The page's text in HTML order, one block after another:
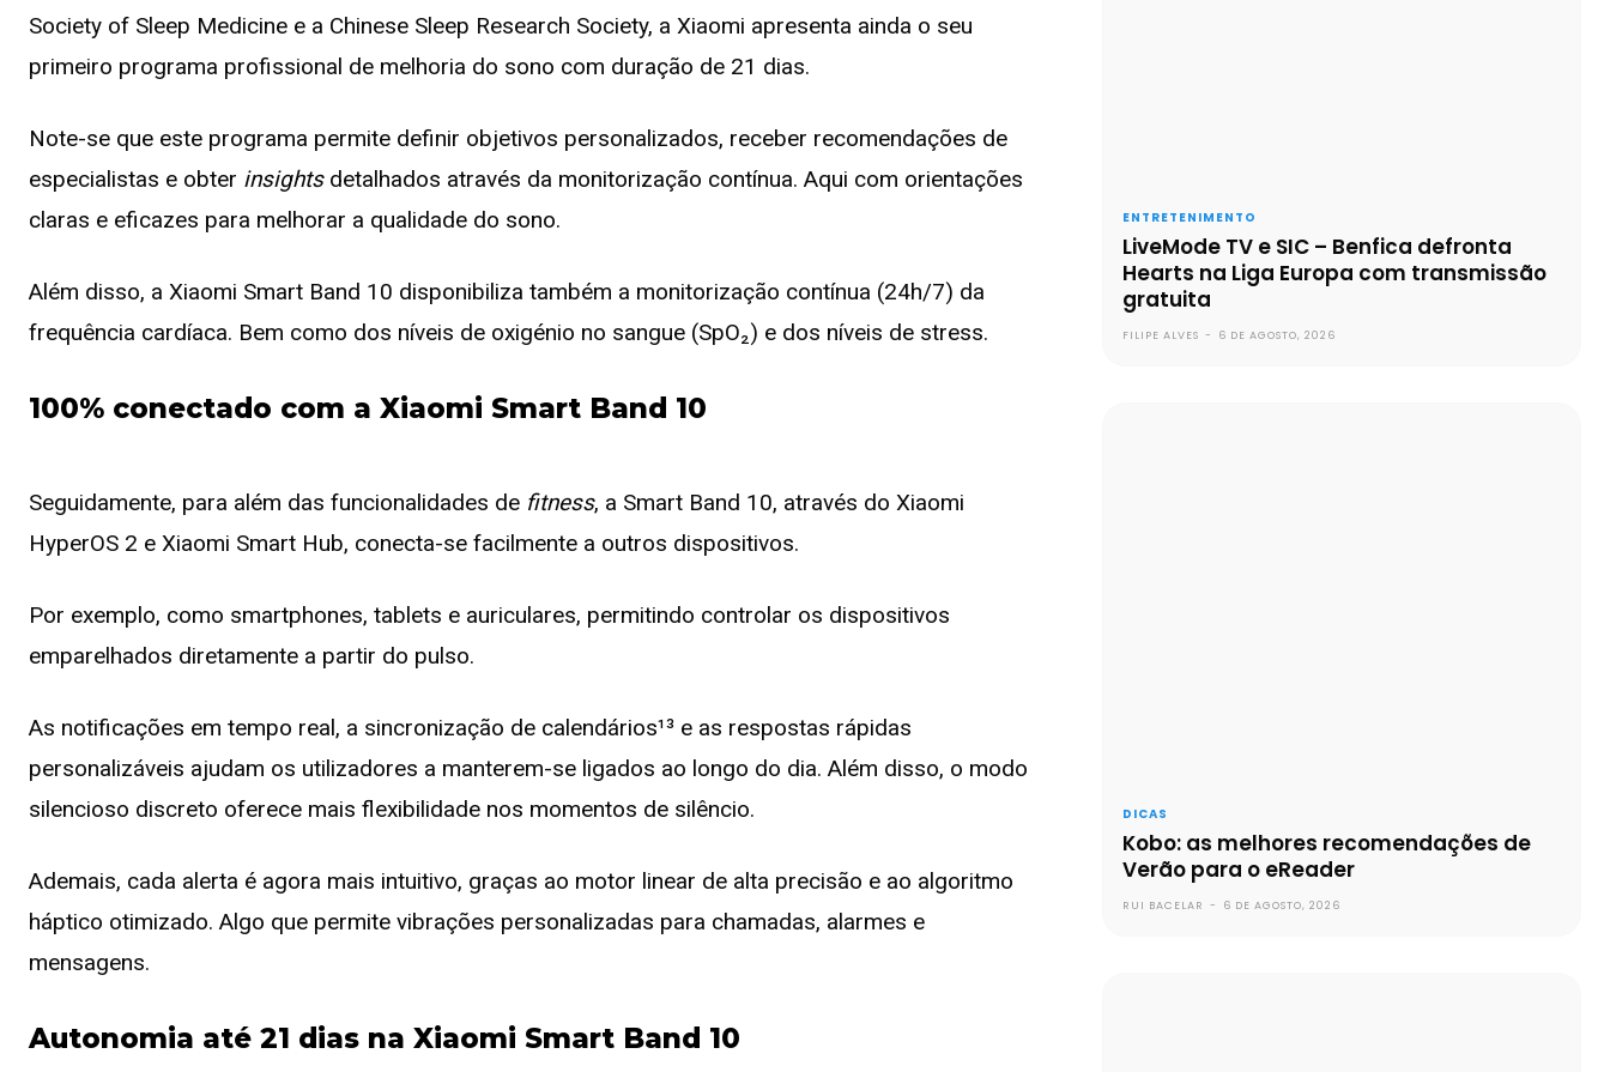
Society of Sleep Medicine e a Chinese Sleep Research Society, a Xiaomi apresenta ainda o seu
primeiro programa profissional de melhoria do sono com duração de 21 dias.
Note-se que este programa permite definir objetivos personalizados, receber recomendações de
especialistas e obter insights detalhados através da monitorização contínua. Aqui com orientações
claras e eficazes para melhorar a qualidade do sono.
Além disso, a Xiaomi Smart Band 10 disponibiliza também a monitorização contínua (24h/7) da
frequência cardíaca. Bem como dos níveis de oxigénio no sangue (SpO₂) e dos níveis de stress.
100% conectado com a Xiaomi Smart Band 10
Seguidamente, para além das funcionalidades de fitness, a Smart Band 10, através do Xiaomi
HyperOS 2 e Xiaomi Smart Hub, conecta-se facilmente a outros dispositivos.
Por exemplo, como smartphones, tablets e auriculares, permitindo controlar os dispositivos
emparelhados diretamente a partir do pulso.
As notificações em tempo real, a sincronização de calendários¹³ e as respostas rápidas
personalizáveis ajudam os utilizadores a manterem-se ligados ao longo do dia. Além disso, o modo
silencioso discreto oferece mais flexibilidade nos momentos de silêncio.
Ademais, cada alerta é agora mais intuitivo, graças ao motor linear de alta precisão e ao algoritmo
háptico otimizado. Algo que permite vibrações personalizadas para chamadas, alarmes e
mensagens.
Autonomia até 21 dias na Xiaomi Smart Band 10
ENTRETENIMENTO
LiveMode TV e SIC – Benfica defronta
Hearts na Liga Europa com transmissão
gratuita
FILIPE ALVES - 6 DE AGOSTO, 2026
DICAS
Kobo: as melhores recomendações de
Verão para o eReader
RUI BACELAR - 6 DE AGOSTO, 2026